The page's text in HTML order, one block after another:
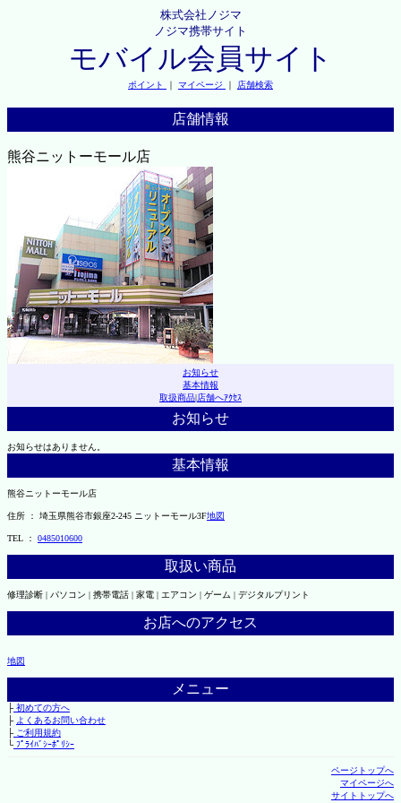
株式会社ノジマ
ノジマ携帯サイト
モバイル会員サイト
ポイント ｜ マイページ ｜ 店舗検索
店舗情報
熊谷ニットーモール店
お知らせ
基本情報
取扱商品|店舗へｱｸｾｽ
お知らせ
お知らせはありません。
基本情報
熊谷ニットーモール店
住所 ： 埼玉県熊谷市銀座2-245 ニットーモール3F地図
TEL ： 0485010600
取扱い商品
修理診断 | パソコン | 携帯電話 | 家電 | エアコン | ゲーム | デジタルプリント
お店へのアクセス
地図
メニュー
├初めての方へ
├ よくあるお問い合わせ
├ご利用規約
└ﾌﾟﾗｲﾊﾞｼｰﾎﾟﾘｼｰ
ページトップへ
マイページへ
サイトトップへ